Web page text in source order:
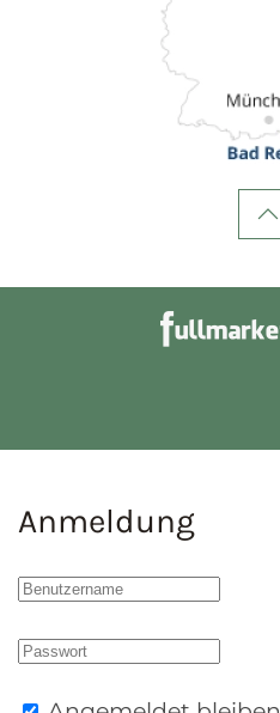
Anmeldung